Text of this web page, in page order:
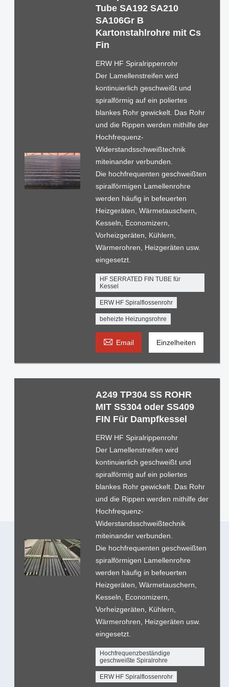
Tube SA192 SA210
SA106Gr B
Kartonstahlrohre mit Cs
Fin
ERW HF Spiralrippenrohr
Der Lamellenstreifen wird
kontinuierlich geschweißt und
spiralförmig auf ein poliertes
blankes Rohr gewickelt. Das Rohr
und die Rippen werden mithilfe der
Hochfrequenz-
Widerstandsschweißtechnik
miteinander verbunden.
Die hochfrequenten geschweißten
spiralförmigen Lamellenrohre
werden häufig in befeuerten
Heizgeräten, Wärmetauschern,
Kesseln, Economizern,
Vorheizgeräten, Kühlern,
Wärmerohren, Heizgeräten usw.
eingesetzt.
HF SERRATED FIN TUBE für
Kessel
ERW HF Spiralflossenrohr
beheizte Heizungsrohre
 Email Einzelheiten
A249 TP304 SS ROHR
MIT SS304 oder SS409
FIN Für Dampfkessel
ERW HF Spiralrippenrohr
Der Lamellenstreifen wird
kontinuierlich geschweißt und
spiralförmig auf ein poliertes
blankes Rohr gewickelt. Das Rohr
und die Rippen werden mithilfe der
Hochfrequenz-
Widerstandsschweißtechnik
miteinander verbunden.
Die hochfrequenten geschweißten
spiralförmigen Lamellenrohre
werden häufig in befeuerten
Heizgeräten, Wärmetauschern,
Kesseln, Economizern,
Vorheizgeräten, Kühlern,
Wärmerohren, Heizgeräten usw.
eingesetzt.
Hochfrequenzbeständige
geschweißte Spiralrohre
ERW HF Spiralflossenrohr